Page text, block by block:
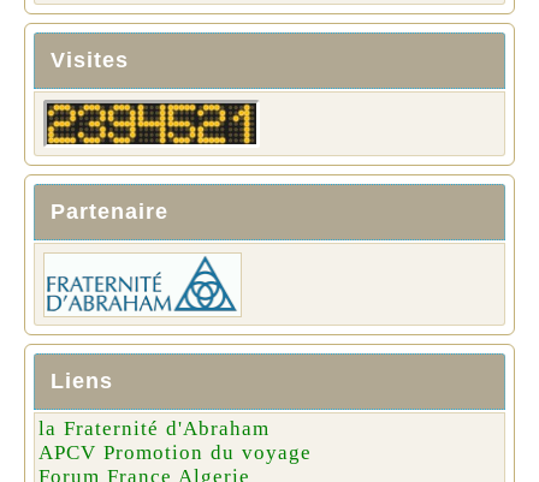
Visites
Partenaire
Liens
la Fraternité d'Abraham
APCV Promotion du voyage
Forum France Algerie